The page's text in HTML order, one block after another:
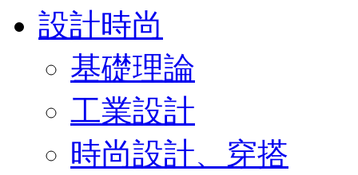
設計時尚
基礎理論
工業設計
時尚設計、穿搭